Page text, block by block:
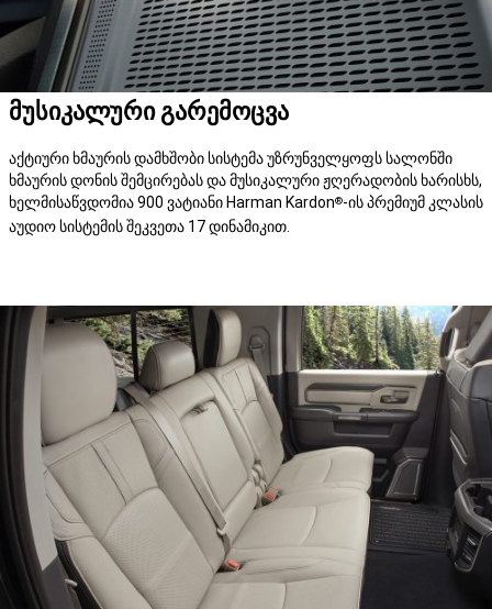
მუსიკალური გარემოცვა
აქტიური ხმაურის დამხშობი სისტემა უზრუნველყოფს სალონში
ხმაურის დონის შემცირებას და მუსიკალური ჟღერადობის ხარისხს,
ხელმისაწვდომია 900 ვატიანი Harman Kardon®-ის პრემიუმ კლასის
აუდიო სისტემის შეკვეთა 17 დინამიკით.